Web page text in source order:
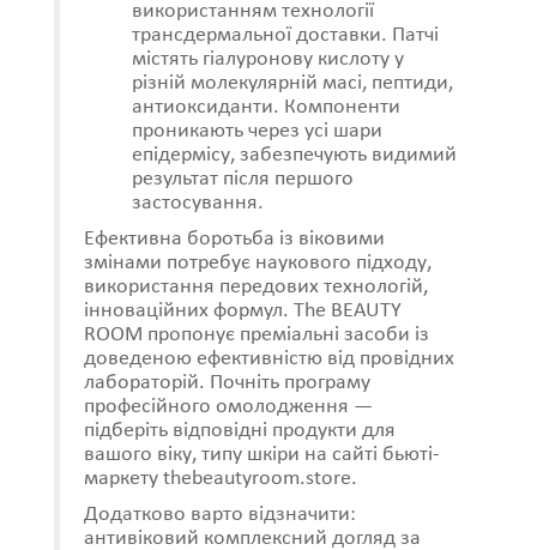
використанням технології
трансдермальної доставки. Патчі
містять гіалуронову кислоту у
різній молекулярній масі, пептиди,
антиоксиданти. Компоненти
проникають через усі шари
епідермісу, забезпечують видимий
результат після першого
застосування.
Ефективна боротьба із віковими
змінами потребує наукового підходу,
використання передових технологій,
інноваційних формул. The BEAUTY
ROOM пропонує преміальні засоби із
доведеною ефективністю від провідних
лабораторій. Почніть програму
професійного омолодження —
підберіть відповідні продукти для
вашого віку, типу шкіри на сайті бьюті-
маркету thebeautyroom.store.
Додатково варто відзначити:
антивіковий комплексний догляд за